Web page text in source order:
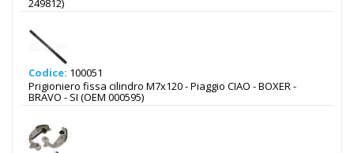
249812)
Codice: 100051
Prigioniero fissa cilindro M7x120 - Piaggio CIAO - BOXER -
BRAVO - SI (OEM 000595)